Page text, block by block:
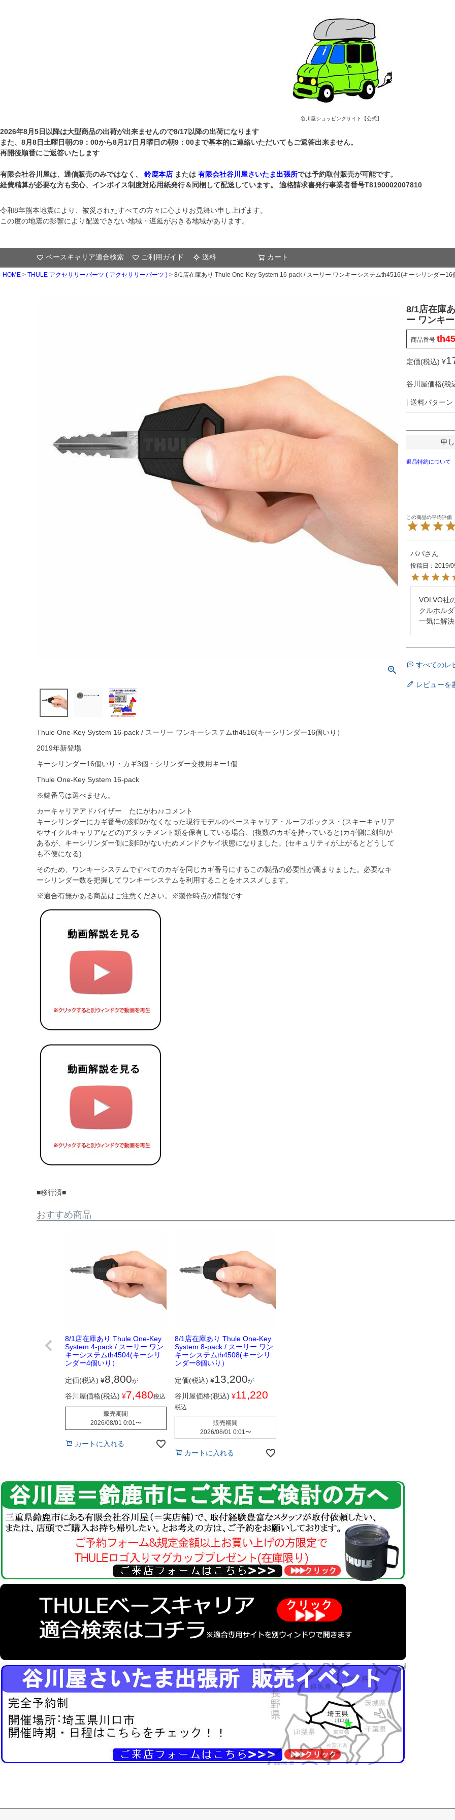
谷川屋ショッピングサイト【公式】
2026年8月5日以降は大型商品の出荷が出来ませんので8/17以降の出荷になります
また、8月8日土曜日朝の9：00から8月17日月曜日の朝9：00まで基本的に連絡いただいてもご返答出来ません。
再開後順番にご返答いたします
有限会社谷川屋は、通信販売のみではなく、 鈴鹿本店 または 有限会社谷川屋さいたま出張所では予約取付販売が可能です。
経費精算が必要な方も安心、インボイス制度対応用紙発行＆同梱して配送しています。 適格請求書発行事業者番号T8190002007810
令和8年熊本地震により、被災されたすべての方々に心よりお見舞い申し上げます。
この度の地震の影響により配送できない地域・遅延がおきる地域があります。
ベースキャリア適合検索 ご利用ガイド 送料 カート
HOME THULE アクセサリーパーツ ( アクセサリーパーツ ) 8/1店在庫あり Thule One-Key System 16-pack / スーリー ワンキーシステムth4516(キーシリンダー16
Thule One-Key System 16-pack / スーリー ワンキーシステムth4516(キーシリンダー16個いり）
2019年新登場
キーシリンダー16個いり・カギ3個・シリンダー交換用キー1個
Thule One-Key System 16-pack
※鍵番号は選べません。
カーキャリアアドバイザー たにがわ♪♪コメント
キーシリンダーにカギ番号の刻印がなくなった現行モデルのベースキャリア・ルーフボックス・(スキーキャリア
やサイクルキャリアなどの)アタッチメント類を保有している場合、(複数のカギを持っていると)カギ側に刻印が
あるが、キーシリンダー側に刻印がないためメンドクサイ状態になりました。(セキュリティが上がるとどうして
も不便になる)
そのため、ワンキーシステムですべてのカギを同じカギ番号にするこの製品の必要性が高まりました。必要なキ
ーシリンダー数を把握してワンキーシステムを利用することをオススメします。
※適合有無がある商品はご注意ください。※製作時点の情報です
■移行済■
8/1店在庫
ー ワンキ
商品番号
定価(税込) ¥
谷川屋価格(税
送料パターン
申
返品特約について
パパ
投稿日 2019/
VOLVO社
クルホル
一気に解
すべてのレ
レビューを
おすすめ商品
8/1店在庫あり Thule One-Key
System 4-pack / スーリー ワン
キーシステムth4504(キーシリ
ンダー4個いり）
定価(税込) ¥8,800が
谷川屋価格(税込) ¥7,480税込
販売期間
2026/08/01 0:01〜
カートに入れる
8/1店在庫あり Thule One-Key
System 8-pack / スーリー ワン
キーシステムth4508(キーシリ
ンダー8個いり）
定価(税込) ¥13,200が
谷川屋価格(税込) ¥11,220
税込
販売期間
2026/08/01 0:01〜
カートに入れる